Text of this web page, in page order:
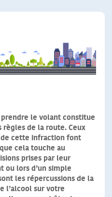
prendre le volant constitue
règles de la route. Ceux
cette infraction font
cela touche au
prises par leur
ou lors d’un simple
les répercussions de la
l’alcool sur votre